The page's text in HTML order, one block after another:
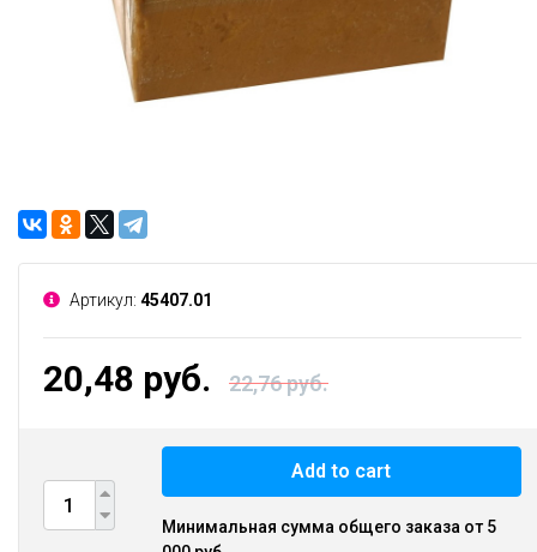
Артикул: 45407.01
20,48 руб. 22,76 руб.
Add to cart
Минимальная сумма общего заказа от 5